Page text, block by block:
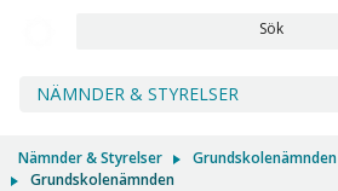
Sök
NÄMNDER & STYRELSER
Nämnder & Styrelser
Grundskolenämnden
Grundskolenämnden